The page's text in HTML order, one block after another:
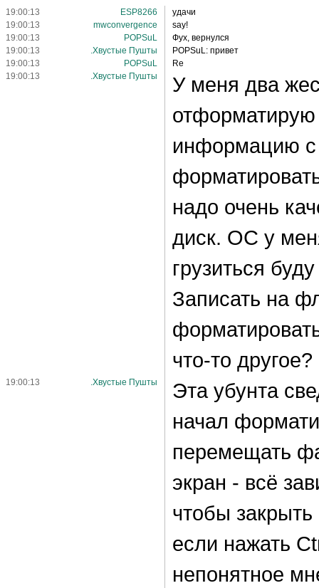
19:00:13 ESP8266
удачи
19:00:13
mwconvergence
say!
19:00:13
POPSuL
Фух, вернулся
19:00:13
.Хвустые Пушты
POPSuL: привет
19:00:13
POPSuL
Re
19:00:13
.Хвустые Пушты
У меня два
отформатирую
информацию с
надо очень
диск. ОС у
грузиться
Записать на
что-то другое?
19:00:13 .Хвустые Пушты
Эта убунта
начал
перемещать
экран - всё
чтобы
если нажать
непонятное